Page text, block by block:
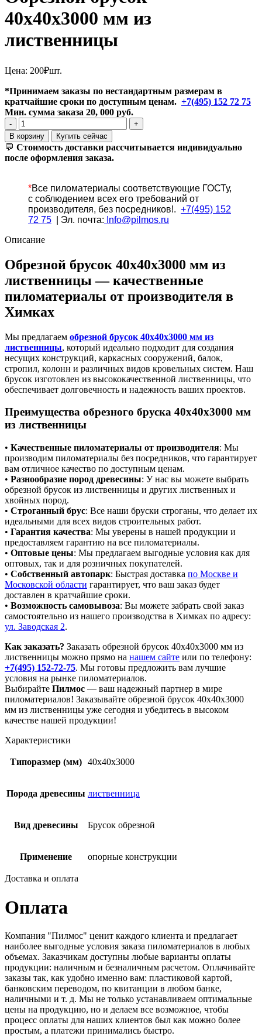
40x40x3000 мм из
лиственницы
Цена: 200₽шт.
*Принимаем заказы по нестандартным размерам в
кратчайшие сроки по доступным ценам. +7(495) 152 72 75
Мин. сумма заказа 20, 000 руб.
Количество
товара
Обрезной
брусок
40x40x3000 мм
лиственницы
В корзину Купить сейчас
💬 Стоимость доставки рассчитывается индивидуально
после оформления заказа.
*Все пиломатериалы соответствующие ГОСТу,
с соблюдением всех его требований от
производителя, без посредников!. +7(495) 152
72 75 | Эл. почта: Info@pilmos.ru
Описание
Обрезной брусок 40x40x3000 мм из
лиственницы — качественные
пиломатериалы от производителя в
Химках
Мы предлагаем обрезной брусок 40x40x3000 мм из
лиственницы, который идеально подходит для создания
несущих конструкций, каркасных сооружений, балок,
стропил, колонн и различных видов кровельных систем. Наш
брусок изготовлен из высококачественной лиственницы, что
обеспечивает долговечность и надежность ваших проектов.
Преимущества обрезного бруска 40x40x3000 мм
из лиственницы
• Качественные пиломатериалы от производителя: Мы
производим пиломатериалы без посредников, что гарантирует
вам отличное качество по доступным ценам.
• Разнообразие пород древесины: У нас вы можете выбрать
обрезной брусок из лиственницы и других лиственных и
хвойных пород.
• Строганный брус: Все наши бруски строганы, что делает их
идеальными для всех видов строительных работ.
• Гарантия качества: Мы уверены в нашей продукции и
предоставляем гарантию на все пиломатериалы.
• Оптовые цены: Мы предлагаем выгодные условия как для
оптовых, так и для розничных покупателей.
• Собственный автопарк: Быстрая доставка по Москве и
Московской области гарантирует, что ваш заказ будет
доставлен в кратчайшие сроки.
• Возможность самовывоза: Вы можете забрать свой заказ
самостоятельно из нашего производства в Химках по адресу:
ул. Заводская 2.
Как заказать? Заказать обрезной брусок 40x40x3000 мм из
лиственницы можно прямо на нашем сайте или по телефону:
+7(495) 152-72-75. Мы готовы предложить вам лучшие
условия на рынке пиломатериалов.
Выбирайте Пилмос — ваш надежный партнер в мире
пиломатериалов! Заказывайте обрезной брусок 40x40x3000
мм из лиственницы уже сегодня и убедитесь в высоком
качестве нашей продукции!
Характеристики
Типоразмер (мм) 40x40x3000
Порода древесины лиственница
Вид древесины Брусок обрезной
Применение опорные конструкции
Доставка и оплата
Оплата
Компания "Пилмос" ценит каждого клиента и предлагает
наиболее выгодные условия заказа пиломатериалов в любых
объемах. Заказчикам доступны любые варианты оплаты
продукции: наличным и безналичным расчетом. Оплачивайте
заказы так, как удобно именно вам: пластиковой картой,
банковским переводом, по квитанции в любом банке,
наличными и т. д. Мы не только устанавливаем оптимальные
цены на продукцию, но и делаем все возможное, чтобы
процесс оплаты для наших клиентов был как можно более
простым, а платежи принимались быстро.